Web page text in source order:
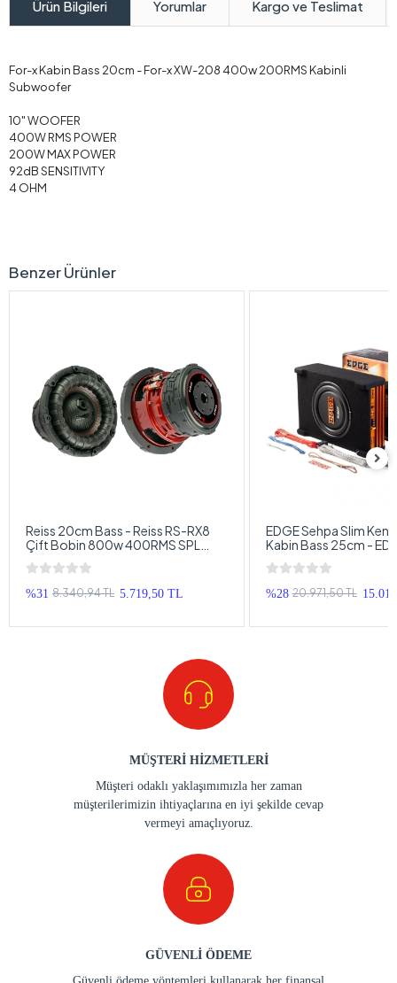
Ürün Bilgileri Yorumlar Kargo ve Teslimat
For-x Kabin Bass 20cm - For-x XW-208 400w 200RMS Kabinli
Subwoofer
10" WOOFER
400W RMS POWER
200W MAX POWER
92dB SENSITIVITY
4 OHM
Benzer Ürünler
Reiss 20cm Bass - Reiss RS-RX8
Çift Bobin 800w 400RMS SPL
Subwoofer 20cm - 2 + 2 OHM
Profesyonel Bass
%31 8.340,94 TL 5.719,50 TL
EDGE Sehpa Slim
Kabin Bass 25cm -
EDS10ADSP-E4
Subwoofer - DSP
Sehpa Kabin Bass
%28 20.971,50 TL
MÜŞTERİ HİZMETLERİ
Müşteri odaklı yaklaşımımızla her zaman
müşterilerimizin ihtiyaçlarına en iyi şekilde cevap
vermeyi amaçlıyoruz.
GÜVENLİ ÖDEME